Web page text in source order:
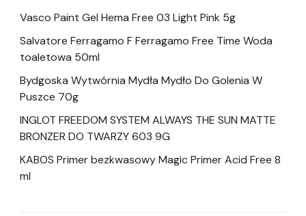
Vasco Paint Gel Hema Free 03 Light Pink 5g
Salvatore Ferragamo F Ferragamo Free Time Woda
toaletowa 50ml
Bydgoska Wytwórnia Mydła Mydło Do Golenia W
Puszce 70g
INGLOT FREEDOM SYSTEM ALWAYS THE SUN MATTE
BRONZER DO TWARZY 603 9G
KABOS Primer bezkwasowy Magic Primer Acid Free 8
ml